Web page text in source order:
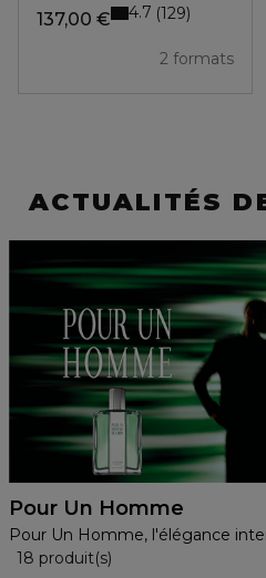
137,00 €
2 formats
4.7 129
ACTUALITÉS
Pour Un Homme
Pour Un Homme, l'élégance
18 produit(s)